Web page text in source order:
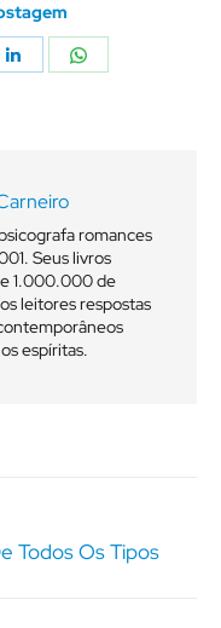
Compartilhar
romances
Seus livros
1.000.000 de
leitores respostas
espíritas.
Todos Os Tipos